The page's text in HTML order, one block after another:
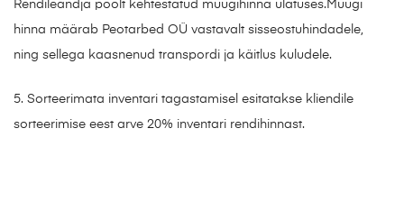
Rendileandja poolt kehtestatud müügihinna ulatuses.Müügi
hinna määrab Peotarbed OÜ vastavalt sisseostuhindadele,
ning sellega kaasnenud transpordi ja käitlus kuludele.
5. Sorteerimata inventari tagastamisel esitatakse kliendile
sorteerimise eest arve 20% inventari rendihinnast.